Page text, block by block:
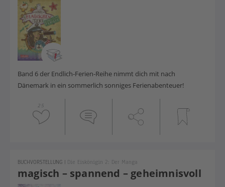
Band 6 der Endlich-Ferien-Reihe nimmt dich mit nach
Dänemark in ein sommerlich sonniges Ferienabenteuer!
25
magisch – spannend – geheimnisvoll
BUCHVORSTELLUNG | Die Eiskönigin 2: Der Manga